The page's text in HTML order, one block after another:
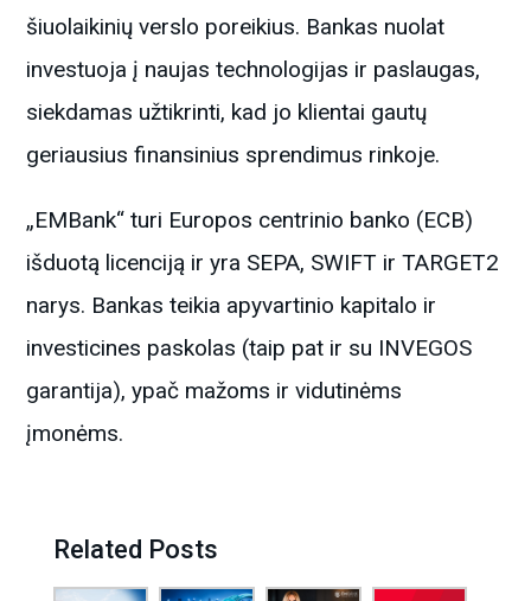
šiuolaikinių verslo poreikius. Bankas nuolat
investuoja į naujas technologijas ir paslaugas,
siekdamas užtikrinti, kad jo klientai gautų
geriausius finansinius sprendimus rinkoje.
„EMBank“ turi Europos centrinio banko (ECB)
išduotą licenciją ir yra SEPA, SWIFT ir TARGET2
narys. Bankas teikia apyvartinio kapitalo ir
investicines paskolas (taip pat ir su INVEGOS
garantija), ypač mažoms ir vidutinėms
įmonėms.
Related Posts